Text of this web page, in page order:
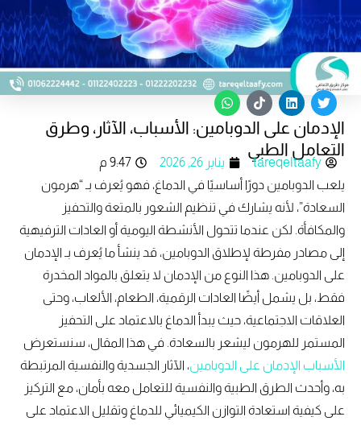
T
w
i
t
e
L
i
n
k
e
d
n
T
i
t
o
k
W
h
a
t
a
p
الإدمان على الدوبامين: الأسباب، الآثار، وطرق
التعامل الطبي
tareqeltaafy يناير 26, 2026
9:47 م
يلعب الدوبامين دورًا أساسيًا في الدماغ، فهو يُعرف بـ “هرمون
السعادة”، لأنه يشارك في تنظيم الشعور بالمتعة والتحفيز
والمكافأة. لكن عندما تتحول الأنشطة اليومية أو العادات الترفيهية
إلى مصادر مفرطة لإطلاق الدوبامين، قد ينشأ ما يُعرف بـ الإدمان
على الدوبامين. هذا النوع من الإدمان لا يتعلق بالمواد المخدرة
فقط، بل يشمل أيضًا العادات الرقمية، الطعام، الألعاب، وحتى
العلاقات الاجتماعية، حيث يبدأ الدماغ بالاعتماد على التحفيز
المستمر للهرمون ليشعر بالسعادة. في هذا المقال، سنستعرض
الأسباب الإدمان على الدوبامين، الآثار الجسدية والنفسية المرتبطة
به، وأحدث الطرق الطبية والنفسية للتعامل معه بأمان، مع التركيز
على كيفية استعادة التوازن الكيميائي للدماغ وتقليل الاعتماد على